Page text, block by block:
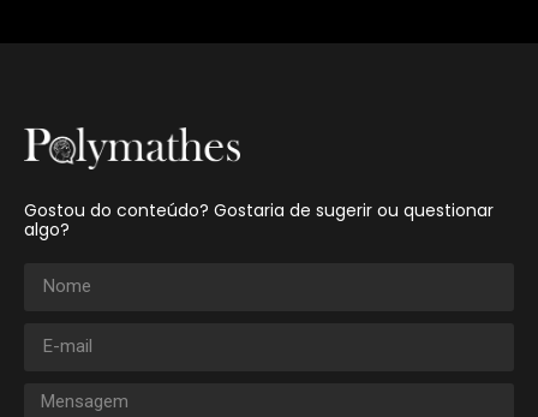
Gostou do conteúdo? Gostaria de sugerir ou questionar
algo?